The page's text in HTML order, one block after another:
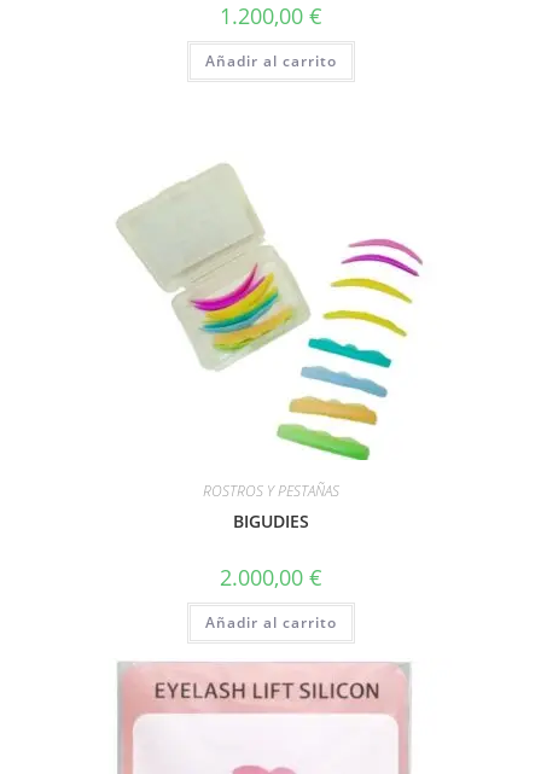
1.200,00 €
Añadir al carrito
ROSTROS Y PESTAÑAS
BIGUDIES
2.000,00 €
Añadir al carrito